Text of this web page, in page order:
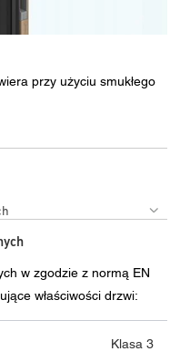
przy użyciu smukłego
w zgodzie z normą EN
właściwości drzwi:
Klasa 3